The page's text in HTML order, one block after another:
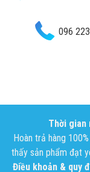
096
Thời gian
Hoàn trả hàng
thấy sản phẩm đạt
Điều khoản & quy